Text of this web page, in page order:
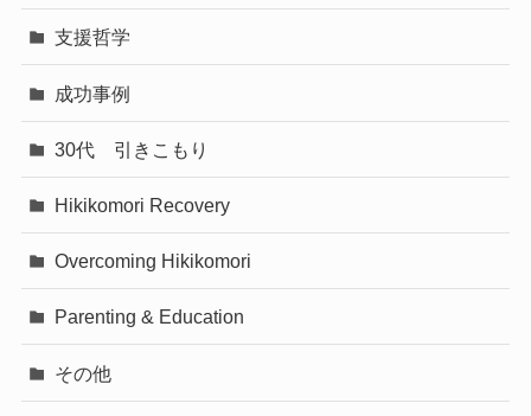
支援哲学
成功事例
30代 引きこもり
Hikikomori Recovery
Overcoming Hikikomori
Parenting & Education
その他